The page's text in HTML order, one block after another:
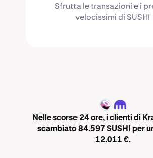
Sfrutta le transazioni e i
velocissimi di SUSHI
SUSHI
Nelle scorse 24 ore, i clienti di
scambiato 84.597 SUSHI per
12.011 €.